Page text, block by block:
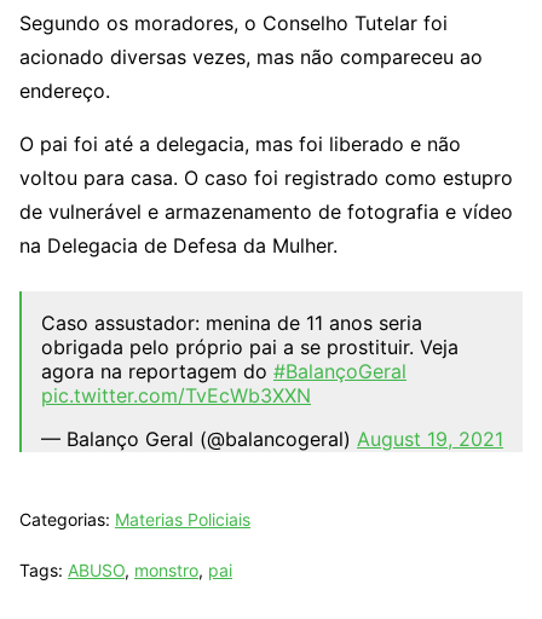
Segundo os moradores, o Conselho Tutelar foi
acionado diversas vezes, mas não compareceu ao
endereço.
O pai foi até a delegacia, mas foi liberado e não
voltou para casa. O caso foi registrado como estupro
de vulnerável e armazenamento de fotografia e vídeo
na Delegacia de Defesa da Mulher.
Caso assustador: menina de 11 anos seria
obrigada pelo próprio pai a se prostituir. Veja
agora na reportagem do #BalançoGeral
pic.twitter.com/TvEcWb3XXN
— Balanço Geral (@balancogeral) August 19, 2021
Categorias: Materias Policiais
Tags: ABUSO, monstro, pai